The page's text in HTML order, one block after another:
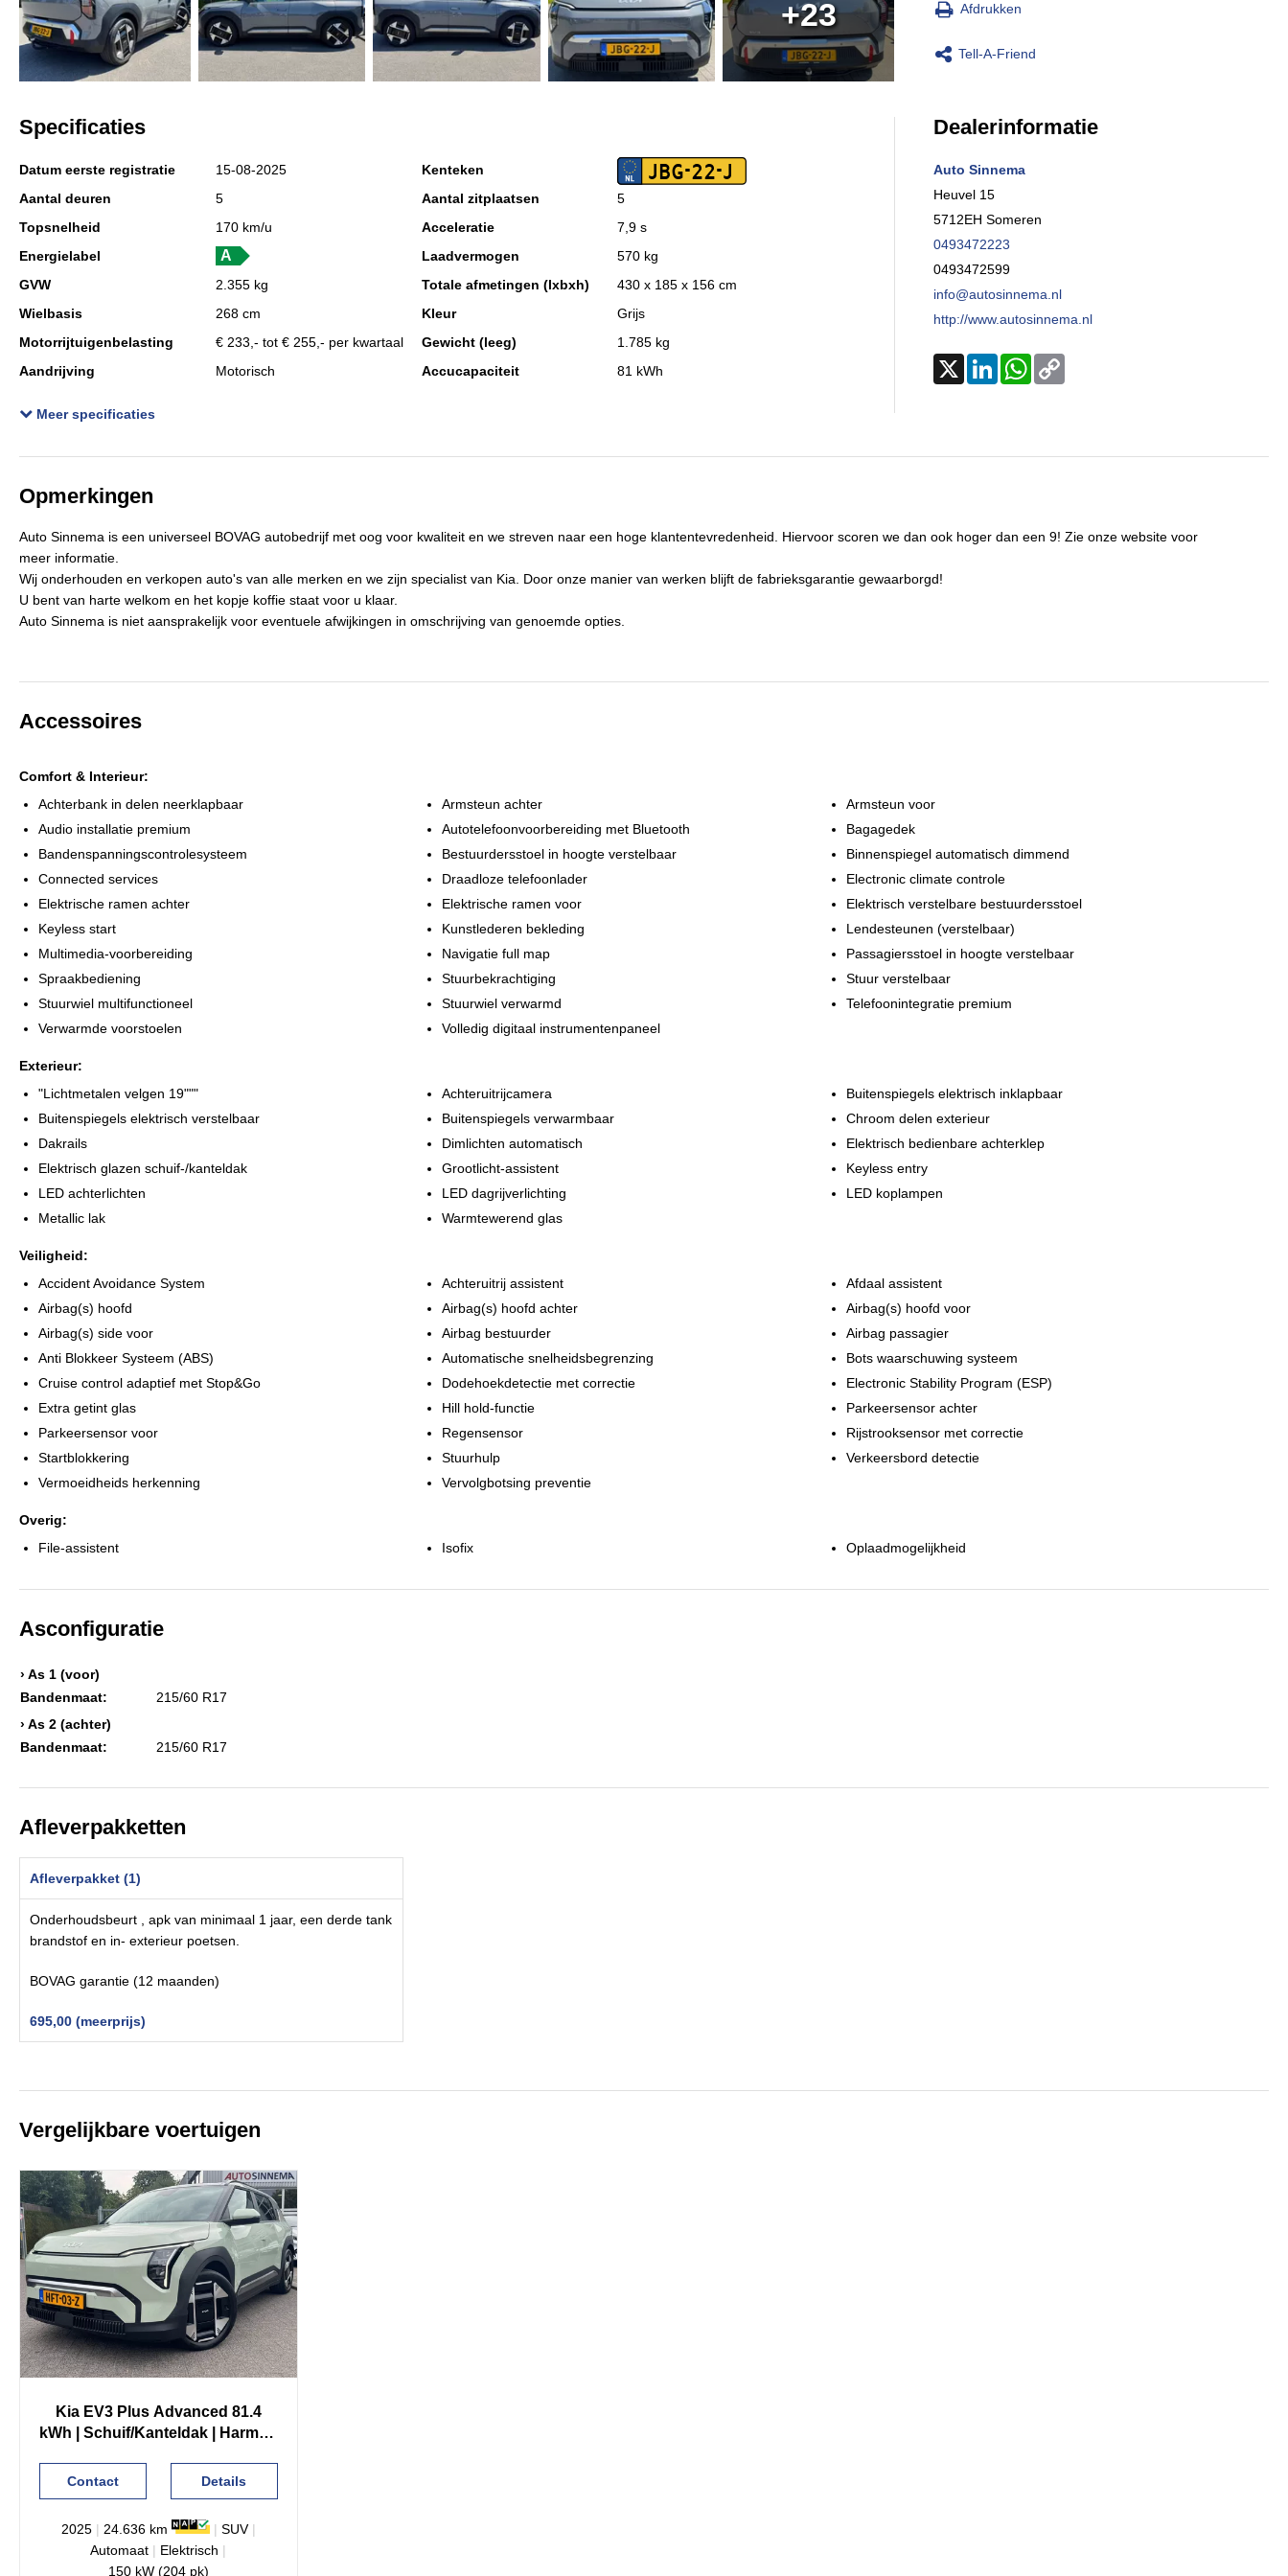
+23 Afdrukken
Tell-A-Friend
Specificaties
Datum eerste registratie 15-08-2025 Kenteken JBG-22-J
Aantal deuren 5 Aantal zitplaatsen
5
Topsnelheid
170 km/u Acceleratie
7,9 s
Energielabel
Laadvermogen
570 kg
GVW
2.355 kg Totale afmetingen (lxbxh)
430 x 185 x 156 cm
Wielbasis
268 cm Kleur
Grijs
Motorrijtuigenbelasting
€ 233,- tot € 255,- per kwartaal Gewicht (leeg)
1.785 kg
Aandrijving
Motorisch Accucapaciteit
81 kWh
Actieradius
605 km BTW verrekenbaar
Nee (margeregeling)
APK
Accu laadvermogen
11 kW Accu laadsnelheid
86 km/u
Geschikt voor snelladen
Ja
Combined Charging System
Accu snellaadsnelheid
618 km/u
Meer specificaties
Dealerinformatie
Auto Sinnema
Heuvel 15
5712EH Someren
0493472223
0493472599
info@autosinnema.nl
http://www.autosinnema.nl
LinkedInWhatsApp
Opmerkingen
Auto Sinnema is een universeel BOVAG autobedrijf met oog voor kwaliteit en we streven naar een hoge klantentevredenheid. Hiervoor scoren we dan ook hoger dan een 9! Zie onze website voor
meer informatie.
Wij onderhouden en verkopen auto's van alle merken en we zijn specialist van Kia. Door onze manier van werken blijft de fabrieksgarantie gewaarborgd!
U bent van harte welkom en het kopje koffie staat voor u klaar.
Auto Sinnema is niet aansprakelijk voor eventuele afwijkingen in omschrijving van genoemde opties.
Accessoires
Comfort & Interieur:
Achterbank in delen neerklapbaar
Armsteun achter
Armsteun voor
Audio installatie premium
Autotelefoonvoorbereiding met Bluetooth
Bagagedek
Bandenspanningscontrolesysteem
Bestuurdersstoel in hoogte verstelbaar
Binnenspiegel automatisch dimmend
Connected services
Draadloze telefoonlader
Electronic climate controle
Elektrische ramen achter
Elektrische ramen voor
Elektrisch verstelbare bestuurdersstoel
Keyless start
Kunstlederen bekleding
Lendesteunen (verstelbaar)
Multimedia-voorbereiding
Navigatie full map
Passagiersstoel in hoogte verstelbaar
Spraakbediening
Stuurbekrachtiging
Stuur verstelbaar
Stuurwiel multifunctioneel
Stuurwiel verwarmd
Telefoonintegratie premium
Verwarmde voorstoelen
Volledig digitaal instrumentenpaneel
Exterieur:
"Lichtmetalen velgen 19"""
Achteruitrijcamera
Buitenspiegels elektrisch inklapbaar
Buitenspiegels elektrisch verstelbaar
Buitenspiegels verwarmbaar
Chroom delen exterieur
Dakrails
Dimlichten automatisch
Elektrisch bedienbare achterklep
Elektrisch glazen schuif-/kanteldak
Grootlicht-assistent
Keyless entry
LED achterlichten
LED dagrijverlichting
LED koplampen
Metallic lak
Warmtewerend glas
Veiligheid:
Accident Avoidance System
Achteruitrij assistent
Afdaal assistent
Airbag(s) hoofd
Airbag(s) hoofd achter
Airbag(s) hoofd voor
Airbag(s) side voor
Airbag bestuurder
Airbag passagier
Anti Blokkeer Systeem (ABS)
Automatische snelheidsbegrenzing
Bots waarschuwing systeem
Cruise control adaptief met Stop&Go
Dodehoekdetectie met correctie
Electronic Stability Program (ESP)
Extra getint glas
Hill hold-functie
Parkeersensor achter
Parkeersensor voor
Regensensor
Rijstrooksensor met correctie
Startblokkering
Stuurhulp
Verkeersbord detectie
Vermoeidheids herkenning
Vervolgbotsing preventie
Overig:
File-assistent
Isofix Oplaadmogelijkheid
Asconfiguratie
› As 1 (voor)
Bandenmaat:
215/60 R17
› As 2 (achter)
Bandenmaat:
215/60 R17
Afleverpakketten
Afleverpakket (1)
Onderhoudsbeurt , apk van minimaal 1 jaar, een derde tank
brandstof en in- exterieur poetsen.
BOVAG garantie (12 maanden)
695,00 (meerprijs)
Vergelijkbare voertuigen
Kia EV3 Plus Advanced 81.4
kWh | Schuif/Kanteldak | Harman
Details
Contact
2025| 24.636 km | SUV|
Automaat | Elektrisch |
150 kW (204 pk)